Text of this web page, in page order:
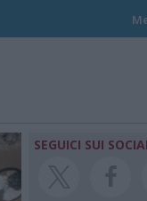
SEGUICI SUI